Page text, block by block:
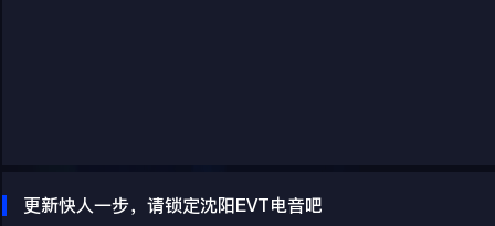
更新快人一步，请锁定沈阳EVT电音吧